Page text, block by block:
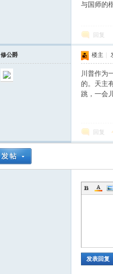
与国师的
回复
修公爵 楼主
川普作为
的。天主
跳，一会
回复
发表回复